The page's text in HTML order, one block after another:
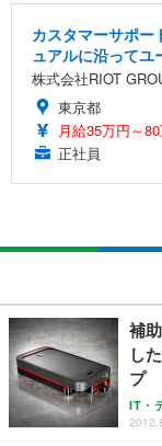
カスタマーサポー
ュアルに沿ってユ
株式会社RIOT
東京都
月給35万円～
正社員
補
し
プ
IT・